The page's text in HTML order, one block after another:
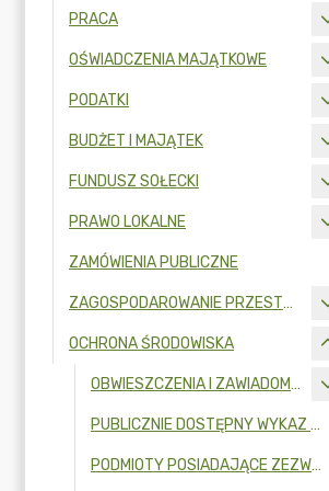
PRACA
OŚWIADCZENIA MAJĄTKOWE
PODATKI
BUDŻET I MAJĄTEK
FUNDUSZ SOŁECKI
PRAWO LOKALNE
ZAMÓWIENIA PUBLICZNE
ZAGOSPODAROWANIE PRZESTRZENNE
OCHRONA ŚRODOWISKA
OBWIESZCZENIA I ZAWIADOMIENIA
PUBLICZNIE DOSTĘPNY WYKAZ DANYCH O DOKUMENTACH ZAWIERAJĄCYCH INFORMACJE O ŚRODOWISKU I JEGO OCHRONIE
PODMIOTY POSIADAJĄCE ZEZWOLENIE NA OPRÓŻNIANIE ZBIORNIKÓW BEZODPŁYWOWYCH LUB OSADNIKÓW W INSTALACJACH PRZYDOMOWYCH OCZYSZCZALNI ŚCIEKÓW I TRANSPORTU NIECZYSTOŚCI CIEKŁYCH